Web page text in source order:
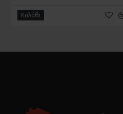
Καλάθι